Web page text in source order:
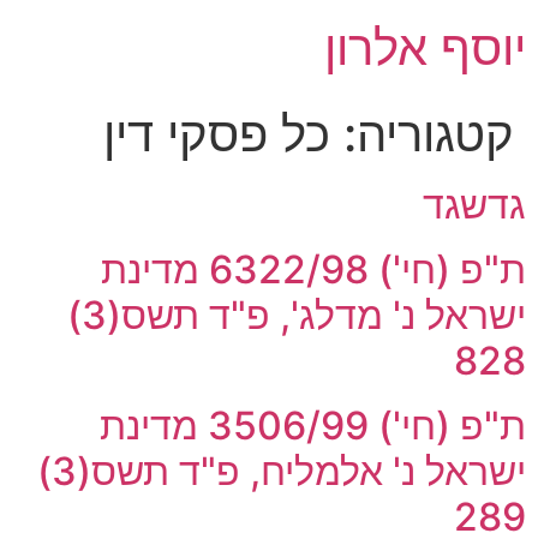
לתוכן
יוסף אלרון
קטגוריה: כל פסקי דין
גדשגד
ת"פ (חי') 6322/98 מדינת
ישראל נ' מדלג', פ"ד תשס(3)
828
ת"פ (חי') 3506/99 מדינת
ישראל נ' אלמליח, פ"ד תשס(3)
289